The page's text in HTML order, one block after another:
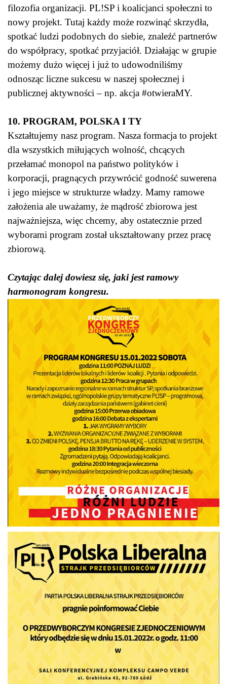
filozofia organizacji. PL!SP i koalicjanci społeczni to
nowy projekt. Tutaj każdy może rozwinąć skrzydła,
spotkać ludzi podobnych do siebie, znaleźć partnerów
do współpracy, spotkać przyjaciół. Działając w grupie
możemy dużo więcej i już to udowodniliśmy
odnosząc liczne sukcesu w naszej społecznej i
publicznej aktywności – np. akcja #otwieraMY.
10. PROGRAM, POLSKA I TY
Kształtujemy nasz program. Nasza formacja to projekt
dla wszystkich miłujących wolność, chcących
przełamać monopol na państwo polityków i
korporacji, pragnących przywrócić godność suwerena
i jego miejsce w strukturze władzy. Mamy ramowe
założenia ale uważamy, że mądrość zbiorowa jest
najważniejsza, więc chcemy, aby ostatecznie przed
wyborami program został ukształtowany przez pracę
zbiorową.
Czytając dalej dowiesz się, jaki jest ramowy
harmonogram kongresu.